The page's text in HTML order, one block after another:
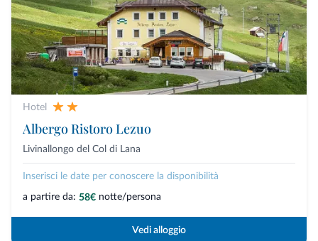
Hotel
Albergo Ristoro Lezuo
Livinallongo del Col di Lana
Inserisci le date per conoscere la disponibilità
a partire da: 58€ notte/persona
Vedi alloggio